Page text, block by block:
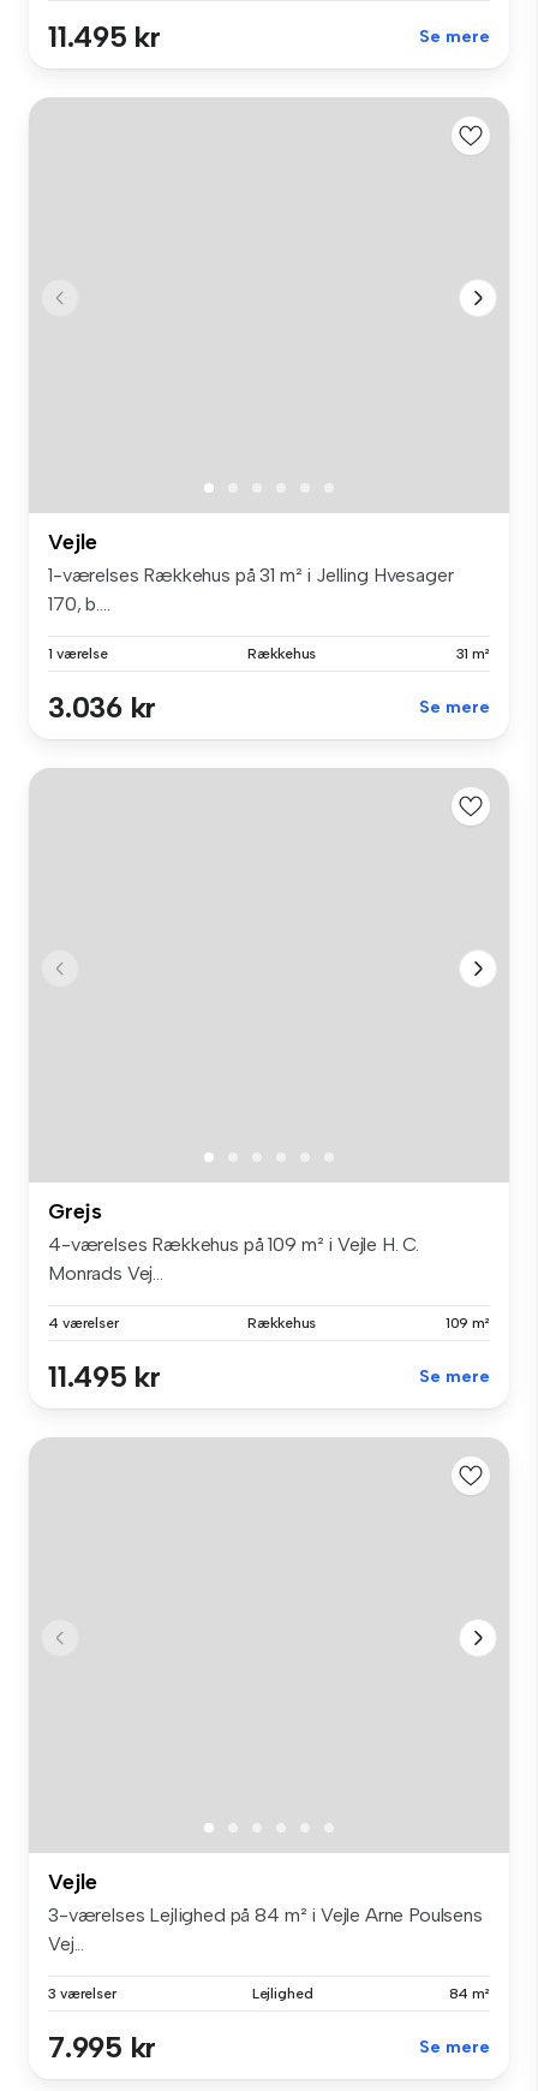
11.495 kr Se mere
Vejle
1-værelses Rækkehus på 31 m² i Jelling Hvesager
170, b....
1 værelse Rækkehus 31 m²
3.036 kr Se mere
Grejs
4-værelses Rækkehus på 109 m² i Vejle H. C.
Monrads Vej...
4 værelser Rækkehus 109 m²
11.495 kr Se mere
Vejle
3-værelses Lejlighed på 84 m² i Vejle Arne Poulsens
Vej...
3 værelser Lejlighed 84 m²
7.995 kr Se mere